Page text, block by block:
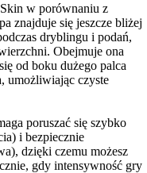
w porównaniu z
znajduje się jeszcze bliżej
dryblingu i podań,
Obejmuje ona
od boku dużego palca
umożliwiając czyste
poruszać się szybko
i bezpiecznie
dzięki czemu możesz
gdy intensywność gry